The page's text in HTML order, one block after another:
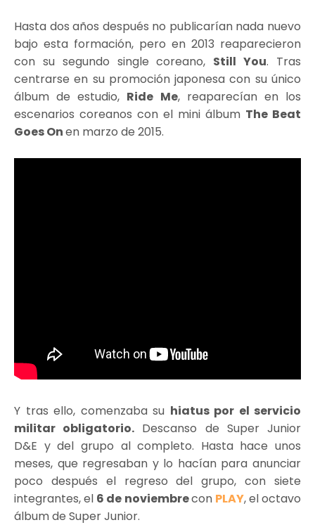
Hasta dos años después no publicarían nada nuevo
bajo esta formación, pero en 2013 reaparecieron
con su segundo single coreano, Still You. Tras
centrarse en su promoción japonesa con su único
álbum de estudio, Ride Me, reaparecían en los
escenarios coreanos con el mini álbum The Beat
Goes Onen marzo de 2015.
Y tras ello, comenzaba su hiatus por el servicio
militar obligatorio. Descanso de Super Junior
D&E y del grupo al completo. Hasta hace unos
meses, que regresaban y lo hacían para anunciar
poco después el regreso del grupo, con siete
integrantes, el 6 de noviembrecon PLAY, el octavo
álbum de Super Junior.